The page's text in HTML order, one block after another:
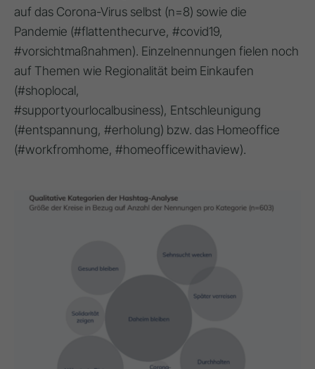
auf das Corona-Virus selbst (n=8) sowie die
Pandemie (#flattenthecurve, #covid19,
#vorsichtmaßnahmen). Einzelnennungen fielen noch
auf Themen wie Regionalität beim Einkaufen
(#shoplocal,
#supportyourlocalbusiness), Entschleunigung
(#entspannung, #erholung) bzw. das Homeoffice
(#workfromhome, #homeofficewithaview).